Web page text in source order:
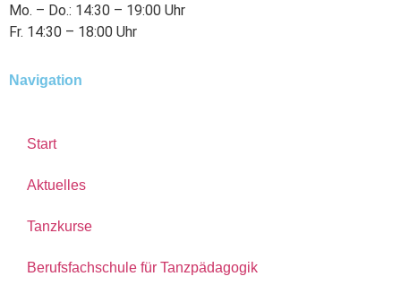
Mo. – Do.: 14:30 – 19:00 Uhr
Fr. 14:30 – 18:00 Uhr
Navigation
Start
Aktuelles
Tanzkurse
Berufsfachschule für Tanzpädagogik